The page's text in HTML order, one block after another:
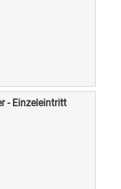
- Einzeleintritt